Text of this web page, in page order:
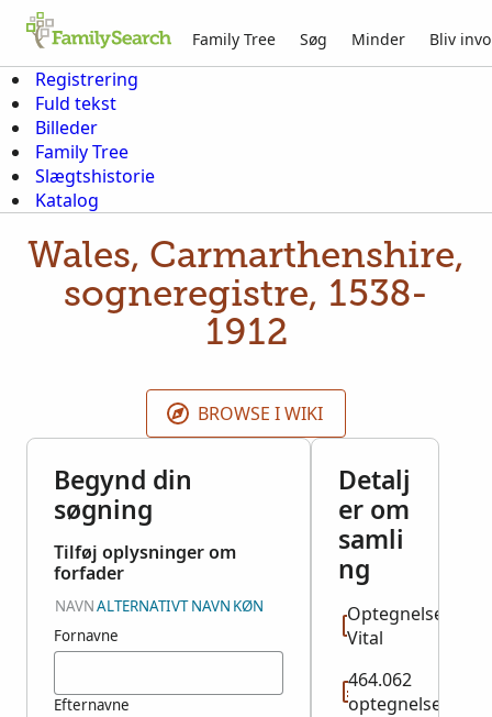
Family Tree Søg Minder Bliv
Registrering
Fuld tekst
Billeder
Family Tree
Slægtshistorie
Katalog
Wales, Carmarthenshire,
sogneregistre, 1538-
1912
BROWSE I WIKI
Begynd din
søgning
Tilføj oplysninger om
forfader
NAVNALTERNATIVT NAVN KØN
Fornavne
Efternavne
Detalj
er om
samli
ng
Optegnelsestype:
Vital
464.062
optegnelser